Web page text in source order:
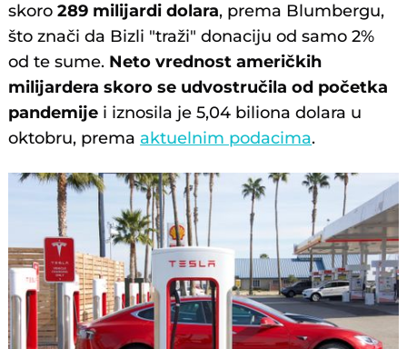
skoro289 milijardi dolara, prema Blumbergu,
što znači da Bizli "traži" donaciju od samo 2%
od te sume. Neto vrednost američkih
milijardera skoro se udvostručila od početka
pandemije i iznosila je 5,04 biliona dolara u
oktobru, prema aktuelnim podacima.